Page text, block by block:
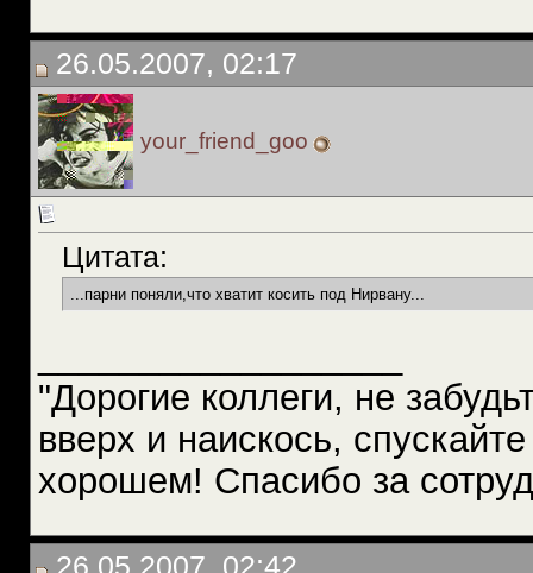
26.05.2007, 02:17
your_friend_goo
Цитата:
...парни поняли,что хватит косить под Нирвану...
"Дорогие коллеги, не
вверх и наискось,
хорошем! Спасибо за
26.05.2007, 02:42